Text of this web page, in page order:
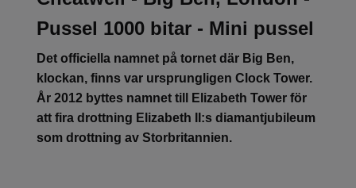
Pussel 1000 bitar - Mini pussel
Det officiella namnet på tornet där Big Ben,
klockan, finns var ursprungligen Clock Tower.
År 2012 byttes namnet till Elizabeth Tower för
att fira drottning Elizabeth II:s diamantjubileum
som drottning av Storbritannien.